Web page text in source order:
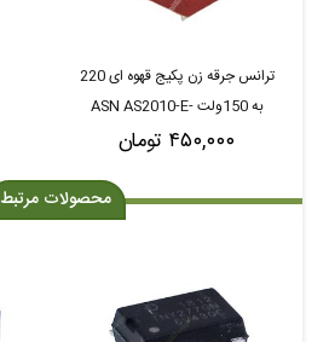
ترانس جرقه زن پکیج قهوه ای 220
به 150ولت ASN AS2010-E-
0050-1500-S
۴۵۰,۰۰۰ تومان
محصولات مرتبط